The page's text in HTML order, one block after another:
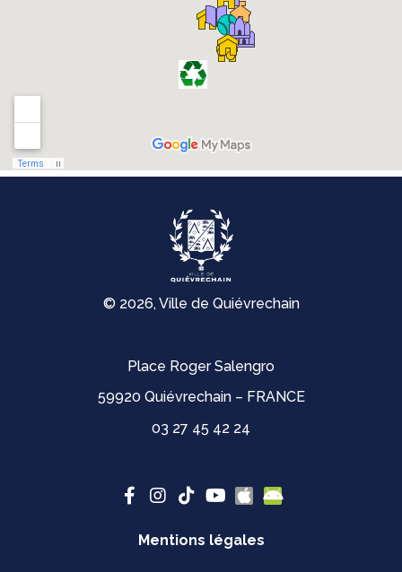
© 2026, Ville de Quiévrechain
Place Roger Salengro
59920 Quiévrechain – FRANCE
03 27 45 42 24
Mentions légales